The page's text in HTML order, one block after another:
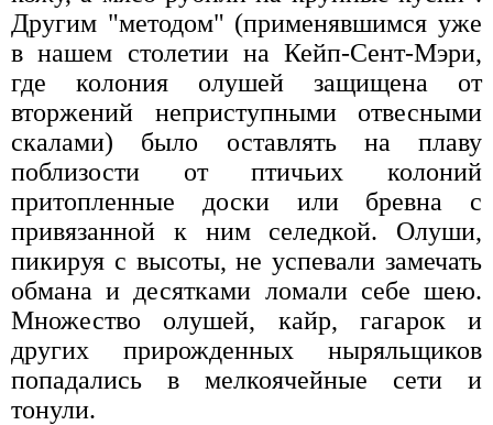
Другим "методом" (применявшимся уже
в нашем столетии на Кейп-Сент-Мэри,
где колония олушей защищена от
вторжений неприступными отвесными
скалами) было оставлять на плаву
поблизости от птичьих колоний
притопленные доски или бревна с
привязанной к ним селедкой. Олуши,
пикируя с высоты, не успевали замечать
обмана и десятками ломали себе шею.
Множество олушей, кайр, гагарок и
других прирожденных ныряльщиков
попадались в мелкоячейные сети и
тонули.